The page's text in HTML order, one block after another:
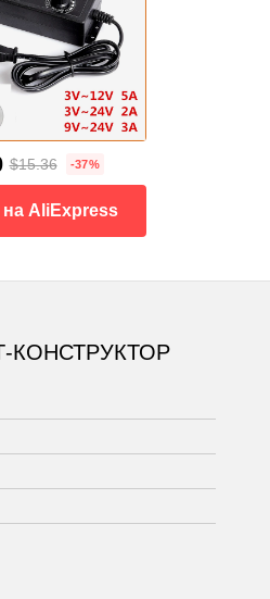
$15.36 -37%
на AliExpress
КОНСТРУКТОР